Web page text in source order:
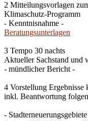
2 Mitteilungsvorlagen
Klimaschutz-Programm
- Kenntnisnahme -
Beratungsunterlagen
3 Tempo 30 nachts
Aktueller Sachstand und
- mündlicher Bericht -
4 Vorstellung Ergebnisse
inkl. Beantwortung
-